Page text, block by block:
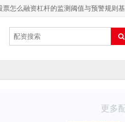
票怎么融资杠杆的监测阈值与预警规则
更多